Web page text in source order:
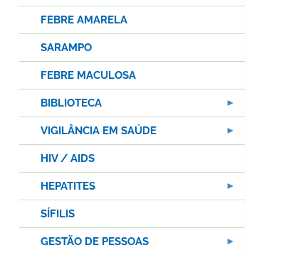
FEBRE AMARELA
SARAMPO
FEBRE MACULOSA
BIBLIOTECA
VIGILÂNCIA EM SAÚDE
HIV / AIDS
HEPATITES
SÍFILIS
GESTÃO DE PESSOAS